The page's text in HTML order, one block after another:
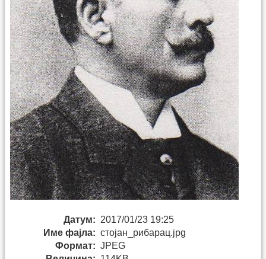
Датум: 2017/01/23 19:25
Име фајла: стојан_рибарац.jpg
Формат: JPEG